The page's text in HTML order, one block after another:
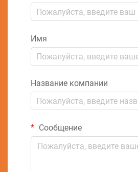
Имя
Название компании
Сообщение